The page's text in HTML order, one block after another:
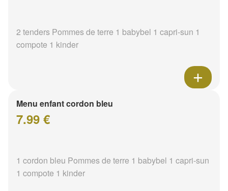
2 tenders Pommes de terre 1 babybel 1 capri-sun 1
compote 1 kinder
Menu enfant cordon bleu
7.99 €
1 cordon bleu Pommes de terre 1 babybel 1 capri-sun
1 compote 1 kinder